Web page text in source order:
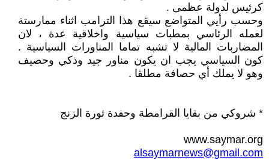
كرئيس لدولة عظمى .
وحسب رأيي المتواضع سيقع هذا الترامب اثناء ممارستة
لعمله الرئاسي بمطبات سياسية واخلاقية عدة ، لان
المضاربات المالية لا تشبه تماما المناورات السياسية .
كون السياسي يجب ان يكون مناور جيد وذكي وحصيف
وهو لا يملك أي حصافة مطلقا .
* شروكي من بقايا القرامطة وحفدة ثورة الزنج
www.saymar.org
alsaymarnews@gmail.com